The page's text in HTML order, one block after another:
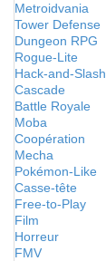
Metroidvania
Tower Defense
Dungeon RPG
Rogue-Lite
Hack-and-Slash
Cascade
Battle Royale
Moba
Coopération
Mecha
Pokémon-Like
Casse-tête
Free-to-Play
Film
Horreur
FMV